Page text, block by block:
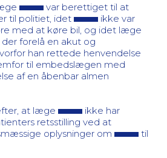
var berettiget til at
til politiet, idet
ikke var
med at køre bil, og idet læge
forelå en akut og
han rettede henvendelse
til embedslægen med
af en åbenbar almen
at læge
ikke har
retsstilling ved at
oplysninger om
til